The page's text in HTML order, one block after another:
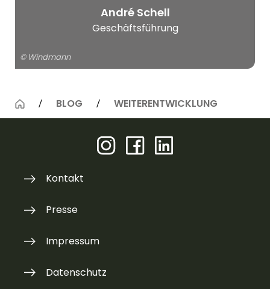
André Schell
Geschäftsführung
© Windmann
BLOG WEITERENTWICKLUNG
Kontakt
Presse
Impressum
Datenschutz